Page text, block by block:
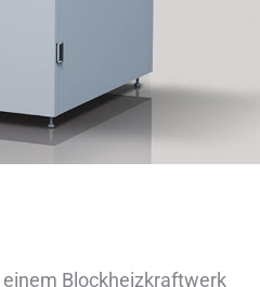
Blockheizkraftwerk